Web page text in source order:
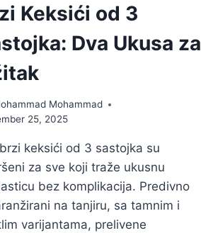
Keksići od 3
Dva Ukusa za
Mohammad
25, 2025
keksići od 3 sastojka su
za sve koji traže ukusnu
bez komplikacija. Predivno
na tanjiru, sa tamnim i
varijantama, prelivene